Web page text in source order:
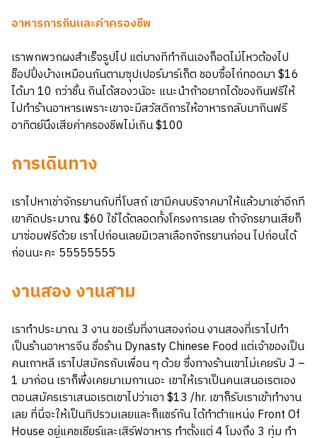
อาหารการกินและค่าครองชีพ
เราพกพวกผงสำเร็จรูปไป แต่บางทีทำกินเองก็อดไม่ไหวต้องไป
ช็อปปิ้งบ้างเหมือนกันตามซุปเปอร์มาร์เก็ต ชอบซื้อไก่ทอดมา $16
ได้มา 10 กว่าชิ้น กินได้สองวนัอะ แนะนำถ้าอยากได้ของกินฟรีให้
ไปทำร้านอาหารเพราะเขาจะมีสวัสดิการให้อาหารกลับมากินฟรี
อาทิตย์นึงเสียค่าครองชีพไม่เกิน $100
การเดินทาง
เราไปหาเช่าจักรยานกับที่โบสถ์ เขามีคนบริจาคมาให้แล้วมาเช่าอีกที
เขาคิดประมาณ $60 ใช้ได้ตลอดทั้งโครงการเลย ถ้าจักรยานเสียก็
มาซ่อมฟรีด้วย เราไปก่อนเลยมีเวลาเลือกจักรยานก่อน ไปก่อนได้
ก่อนนะคะ 55555555
งานสอง งานสาม
เราทำประมาณ 3 งาน ขอเริ่มที่งานสองก่อน งานสองที่เราไปทำ
เป็นร้านอาหารจีน ชื่อร้าน Dynasty Chinese Food แต่เจ้าของเป็น
คนเกาหลี เราไปสมัครกับเพื่อน ๆ ด้วย ซึ่งทางร้านเขาไม่เคยรับ J –
1 มาก่อน เราก็พึ่งเคยมาเมกาเนอะ เขาให้เราเป็นคนเสนอเรตเอง
ตอนสมัครเราเสนอเรตเขาไปว่าเอา $13 /hr. เขาก็รับเราเข้าทำงาน
เลย ที่นี่จะให้เป็นทิปรวมเลยและก็แชร์กัน ได้ทำตำแหน่ง Front Of
House อยู่แคชเชียร์และเสิร์ฟอาหาร ทำตั้งแต่ 4 โมงถึง 3 ทุ่ม ทำ